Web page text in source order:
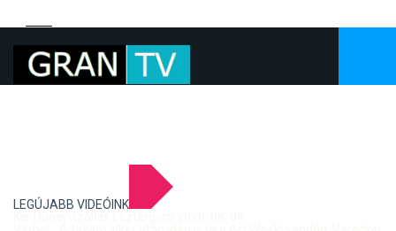
LEGÚJABB VIDEÓINK